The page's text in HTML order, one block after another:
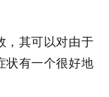
，其可以对由于
状有一个很好地